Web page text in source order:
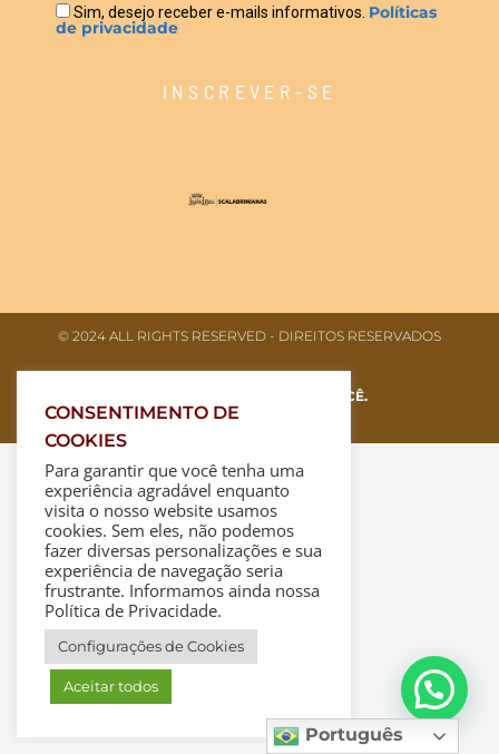
Sim, desejo receber e-mails informativos. Políticas
de privacidade
INSCREVER-SE
© 2024 ALL RIGHTS RESERVED​ - DIREITOS RESERVADOS
AMOR, PARA VOCÊ.
CONSENTIMENTO DE
COOKIES
Para garantir que você tenha uma
experiência agradável enquanto
visita o nosso website usamos
cookies. Sem eles, não podemos
fazer diversas personalizações e sua
experiência de navegação seria
frustrante. Informamos ainda nossa
Política de Privacidade.
Configurações de Cookies
Aceitar todos
Português